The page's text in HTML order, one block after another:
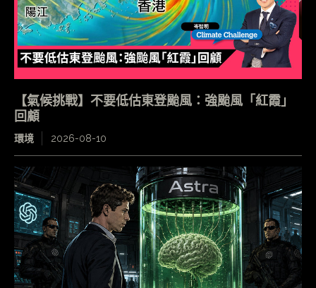
【氣候挑戰】不要低估東登颱風：強颱風「紅霞」
回顧
環境 2026-08-10